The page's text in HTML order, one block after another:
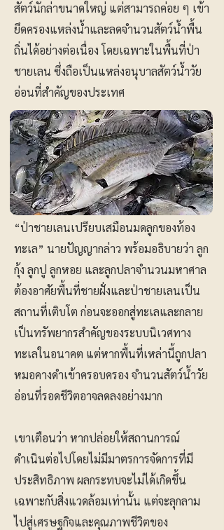
สัตว์นักล่าขนาดใหญ่ แต่สามารถค่อย ๆ เข้า
ยึดครองแหล่งน้ำและลดจำนวนสัตว์น้ำพื้น
ถิ่นได้อย่างต่อเนื่อง โดยเฉพาะในพื้นที่ป่า
ชายเลน ซึ่งถือเป็นแหล่งอนุบาลสัตว์น้ำวัย
อ่อนที่สำคัญของประเทศ
“ป่าชายเลนเปรียบเสมือนมดลูกของท้อง
ทะเล” นายปัญญากล่าว พร้อมอธิบายว่า ลูก
กุ้ง ลูกปู ลูกหอย และลูกปลาจำนวนมหาศาล
ต้องอาศัยพื้นที่ชายฝั่งและป่าชายเลนเป็น
สถานที่เติบโต ก่อนจะออกสู่ทะเลและกลาย
เป็นทรัพยากรสำคัญของระบบนิเวศทาง
ทะเลในอนาคต แต่หากพื้นที่เหล่านี้ถูกปลา
หมอคางดำเข้าครอบครอง จำนวนสัตว์น้ำวัย
อ่อนที่รอดชีวิตอาจลดลงอย่างมาก
เขาเตือนว่า หากปล่อยให้สถานการณ์
ดำเนินต่อไปโดยไม่มีมาตรการจัดการที่มี
ประสิทธิภาพ ผลกระทบจะไม่ได้เกิดขึ้น
เฉพาะกับสิ่งแวดล้อมเท่านั้น แต่จะลุกลาม
ไปสู่เศรษฐกิจและคุณภาพชีวิตของ